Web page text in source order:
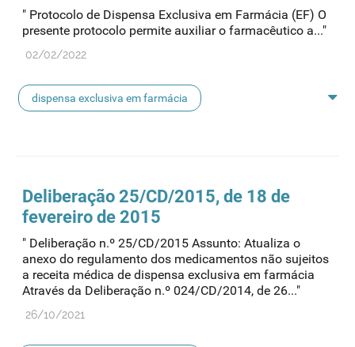
" Protocolo de Dispensa Exclusiva em Farmácia (EF) O
presente protocolo permite auxiliar o farmacêutico a..."
02/02/2022
dispensa exclusiva em farmácia
Deliberação 25/CD/2015, de 18 de
fevereiro de 2015
" Deliberação n.º 25/CD/2015 Assunto: Atualiza o
anexo do regulamento dos medicamentos não sujeitos
a receita médica de dispensa exclusiva em farmácia
Através da Deliberação n.º 024/CD/2014, de 26..."
26/10/2021